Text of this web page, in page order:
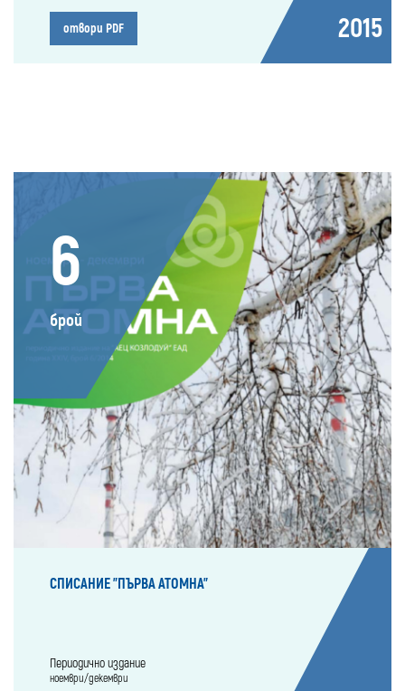
отвори PDF 2015
6
брой
СПИСАНИЕ "ПЪРВА АТОМНА"
Периодично издание
ноември/декември